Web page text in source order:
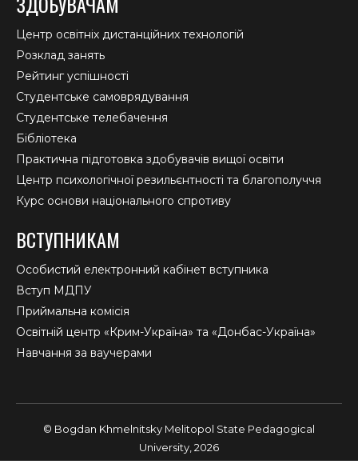
Центр освітніх дистанційних технологій
Розклад занять
Рейтинг успішності
Студентське самоврядування
Студентське телебачення
Бібліотека
Практична підготовка здобувачів вищої освіти
Центр психологічної резильєнтності та благополуччя
Курс основи національного спротиву
ВСТУПНИКАМ
Особистий електронний кабінет вступника
Вступ МДПУ
Приймальна комісія
Освітній центр «Крим-Україна» та «Донбас-Україна»
Навчання за ваучерами
© Bogdan Khmelnitsky Melitopol State Pedagogical
University, 2026